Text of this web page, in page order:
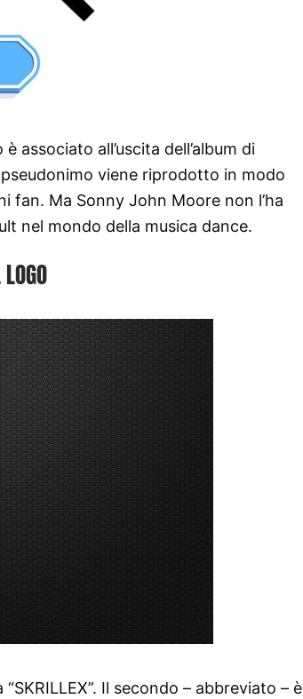
associato all’uscita dell’album di
viene riprodotto in modo
fan. Ma Sonny John Moore non l’ha
nel mondo della musica dance.
Il secondo – abbreviato – è